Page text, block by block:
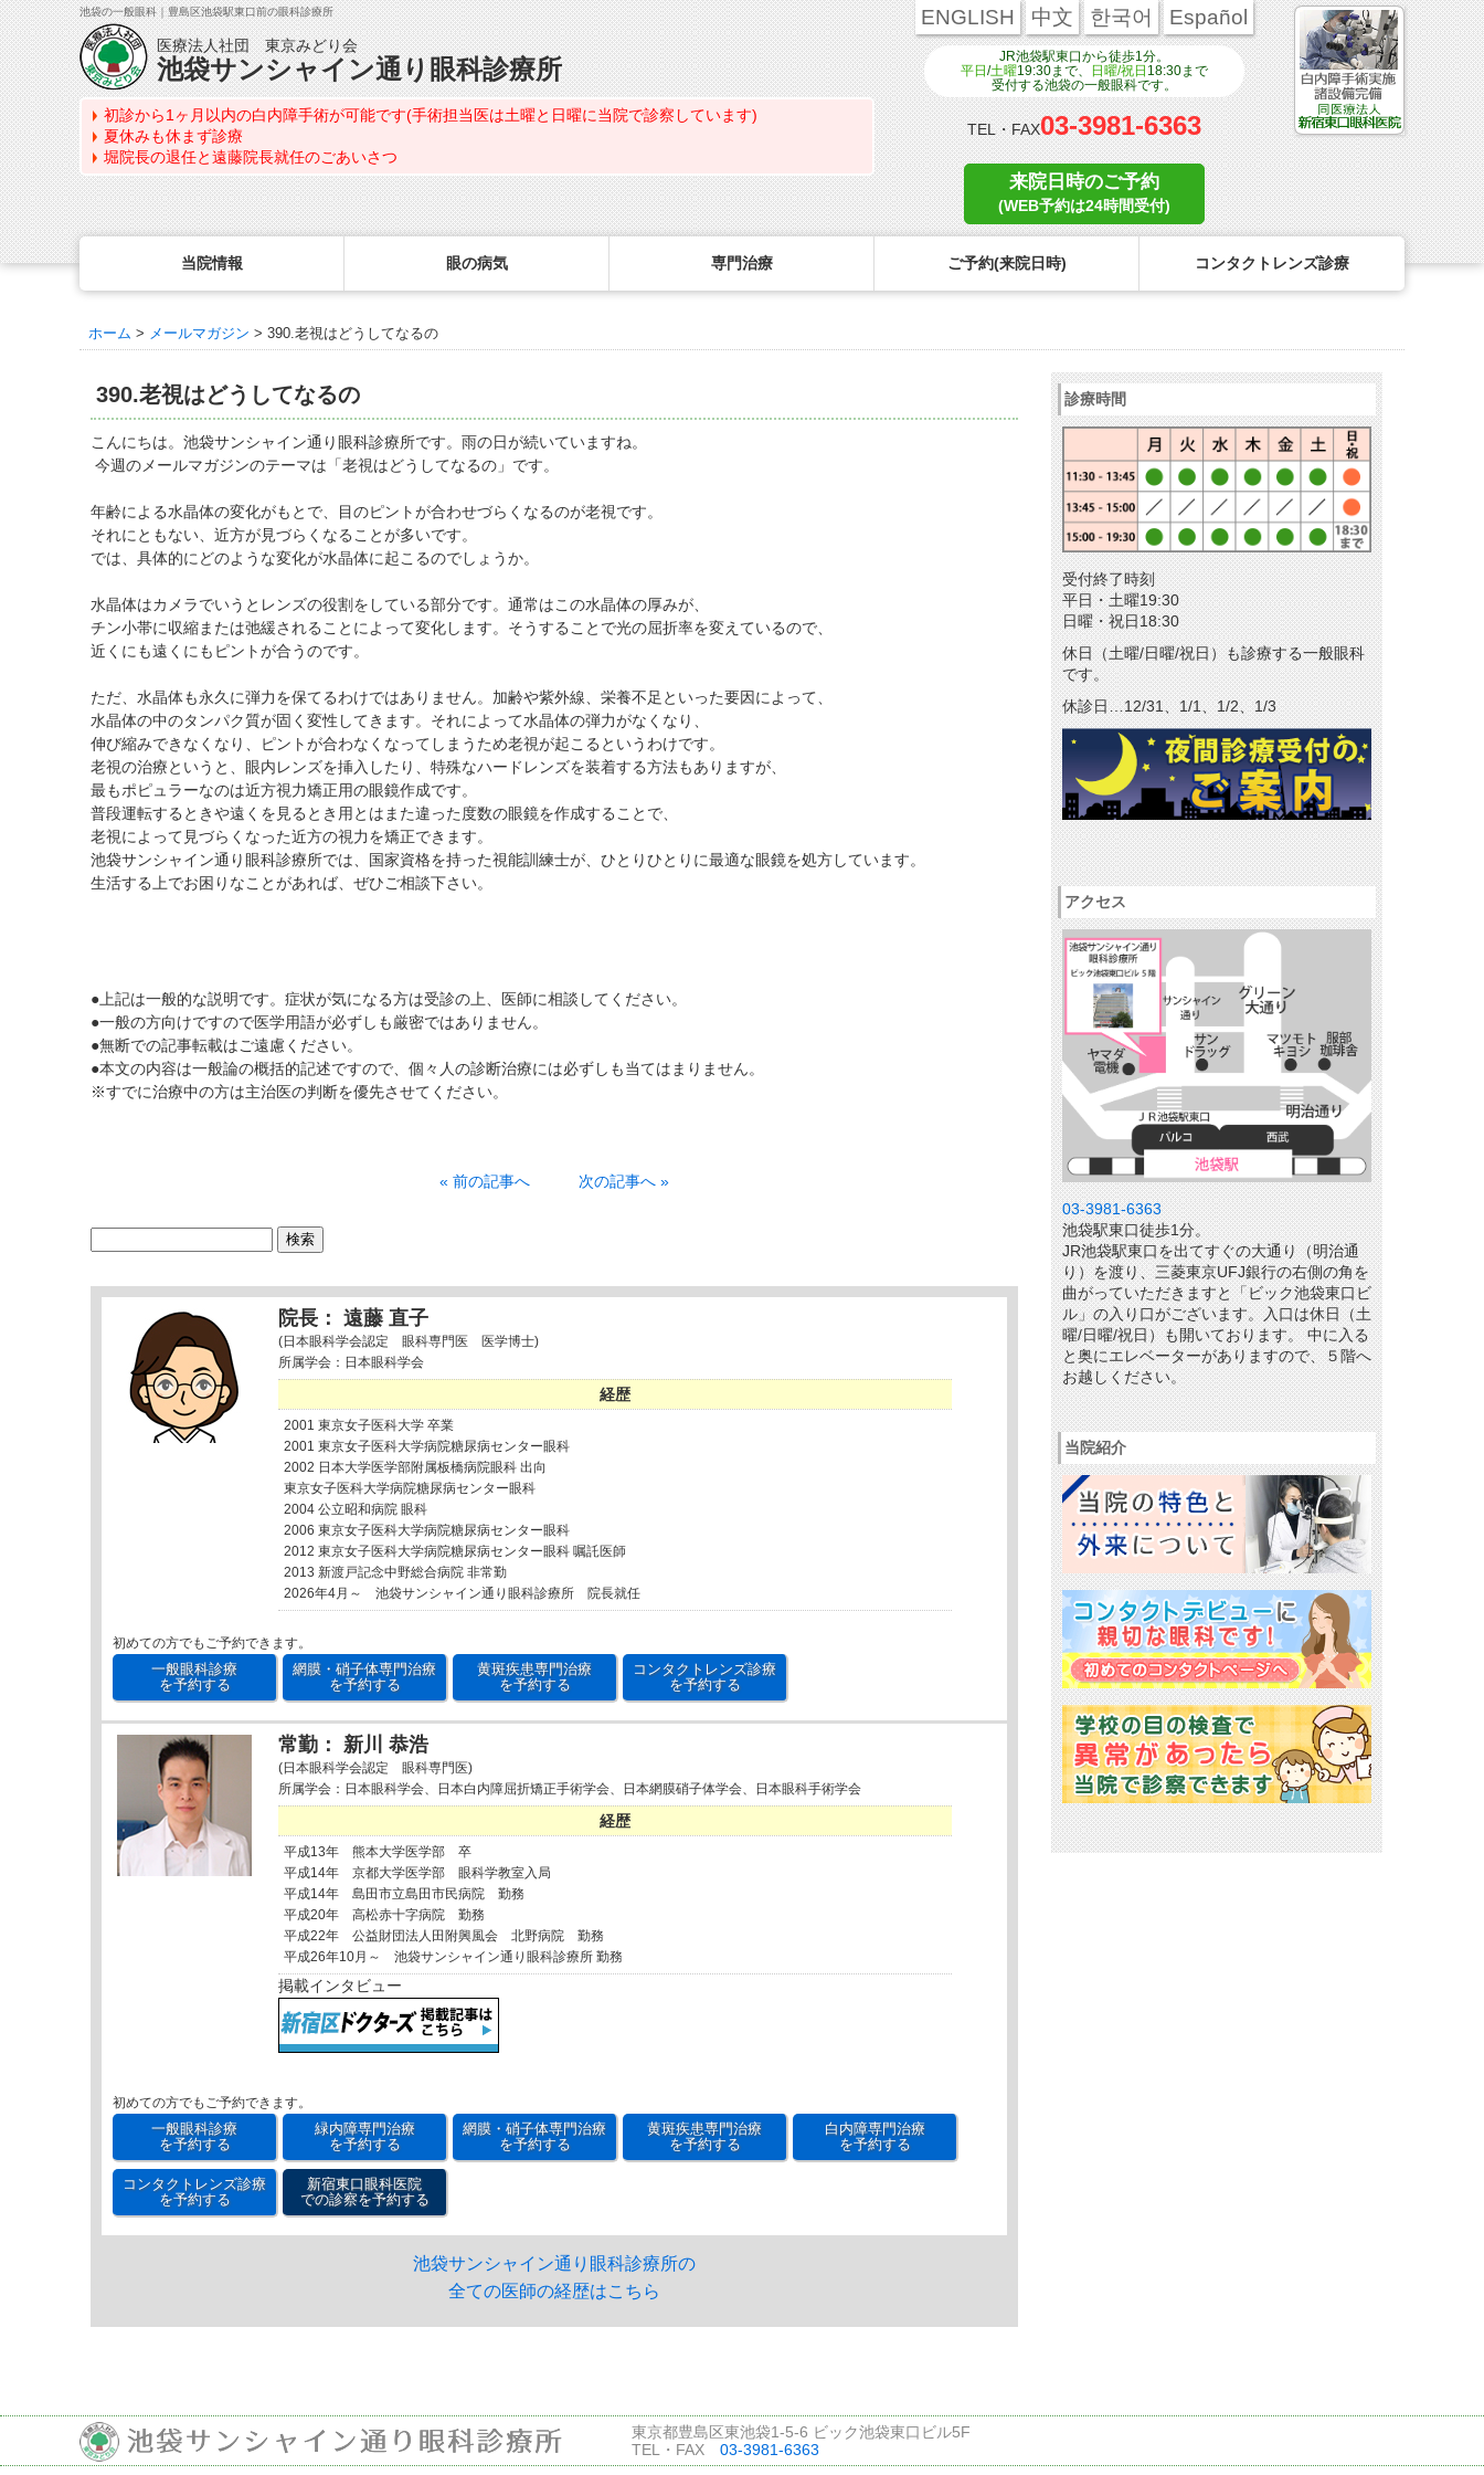
池袋の一般眼科｜豊島区池袋駅東口前の眼科診療所
医療法人社団 東京みどり会
池袋サンシャイン通り眼科診療所
初診から1ヶ月以内の白内障手術が可能です(手術担当医は土曜と日曜に当院で診察しています)
夏休みも休まず診療
堀院長の退任と遠藤院長就任のごあいさつ
ENGLISH 中文 한국어 Español
JR池袋駅東口から徒歩1分。
平日 /土曜19:30まで、 日曜/祝日 18:30まで
受付する池袋の一般眼科です。
TEL・FAX03-3981-6363
来院日時のご予約
(WEB予約は24時間受付)
当院情報
最新情報
医師のご紹介
当院勤務医師のご紹介
院内の様子・設備
検査･治療･手術機器
診察の所要時間
時間帯別の混雑状況
当院へお越しになる方へのお願い
よくある質問
診療報酬に関する院内掲示
メールマガジン
リクルート
パンフレットのダウンロード
眼の病気
眼の病気を調べる
症状から探す
目の構造から探す
眼精疲労
ものもらい
アレルギー性結膜炎
点眼液・眼軟膏について
専門治療
眼科専門治療・特設ページ
角膜疾患専門治療ページ
ドライアイ専門治療ページ
網膜・硝子体専門治療ページ
黄斑疾患専門治療ページ
ぶどう膜炎専門治療ページ
眼形成診療ページ
抗VEGF抗体療法
ご予約(来院日時)
WEB予約(来院日時の設定)
コンタクトレンズ診療を予約
緑内障専門治療を予約
角膜専門治療を予約
ドライアイ専門治療を予約
網膜・硝子体専門治療を予約
白内障手術公開講座を予約
黄斑専門治療を予約
コンタクトレンズ診療
コンタクトレンズ診療
処方箋を推奨する理由
定期検査について
コンタクトレンズの種類
遠近両用コンタクト
乱視用コンタクト
コンタクトレンズの装着方法
コンタクトレンズのトラブル
コンタクトレンズの眼疾患
ホーム > メールマガジン > 390.老視はどうしてなるの
390.老視はどうしてなるの
こんにちは。池袋サンシャイン通り眼科診療所です。雨の日が続いていますね。
今週のメールマガジンのテーマは「老視はどうしてなるの」です。
年齢による水晶体の変化がもとで、目のピントが合わせづらくなるのが老視です。
それにともない、近方が見づらくなることが多いです。
では、具体的にどのような変化が水晶体に起こるのでしょうか。
水晶体はカメラでいうとレンズの役割をしている部分です。通常はこの水晶体の厚みが、
チン小帯に収縮または弛緩されることによって変化します。そうすることで光の屈折率を変えているので、
近くにも遠くにもピントが合うのです。
ただ、水晶体も永久に弾力を保てるわけではありません。加齢や紫外線、栄養不足といった要因によって、
水晶体の中のタンパク質が固く変性してきます。それによって水晶体の弾力がなくなり、
伸び縮みできなくなり、ピントが合わなくなってしまうため老視が起こるというわけです。
老視の治療というと、眼内レンズを挿入したり、特殊なハードレンズを装着する方法もありますが、
最もポピュラーなのは近方視力矯正用の眼鏡作成です。
普段運転するときや遠くを見るとき用とはまた違った度数の眼鏡を作成することで、
老視によって見づらくなった近方の視力を矯正できます。
池袋サンシャイン通り眼科診療所では、国家資格を持った視能訓練士が、ひとりひとりに最適な眼鏡を処方しています。
生活する上でお困りなことがあれば、ぜひご相談下さい。
●上記は一般的な説明です。症状が気になる方は受診の上、医師に相談してください。
●一般の方向けですので医学用語が必ずしも厳密ではありません。
●無断での記事転載はご遠慮ください。
●本文の内容は一般論の概括的記述ですので、個々人の診断治療には必ずしも当てはまりません。
※すでに治療中の方は主治医の判断を優先させてください。
« 前の記事へ 次の記事へ »
院長： 遠藤 直子
(日本眼科学会認定 眼科専門医 医学博士)
所属学会：日本眼科学会
経歴
2001 東京女子医科大学 卒業
2001 東京女子医科大学病院糖尿病センター眼科
2002 日本大学医学部附属板橋病院眼科 出向
東京女子医科大学病院糖尿病センター眼科
2004 公立昭和病院 眼科
2006 東京女子医科大学病院糖尿病センター眼科
2012 東京女子医科大学病院糖尿病センター眼科 嘱託医師
2013 新渡戸記念中野総合病院 非常勤
2026年4月～ 池袋サンシャイン通り眼科診療所 院長就任
初めての方でもご予約できます。
一般眼科診療
を予約する
網膜・硝子体専門治療
を予約する
黄斑疾患専門治療
を予約する
コンタクトレンズ診療
を予約する
常勤： 新川 恭浩
(日本眼科学会認定 眼科専門医)
所属学会：日本眼科学会、日本白内障屈折矯正手術学会、日本網膜硝子体学会、日本眼科手術学会
経歴
平成13年 熊本大学医学部 卒
平成14年 京都大学医学部 眼科学教室入局
平成14年 島田市立島田市民病院 勤務
平成20年 高松赤十字病院 勤務
平成22年 公益財団法人田附興風会 北野病院 勤務
平成26年10月～ 池袋サンシャイン通り眼科診療所 勤務
掲載インタビュー
初めての方でもご予約できます。
一般眼科診療
を予約する
緑内障専門治療
を予約する
網膜・硝子体専門治療
を予約する
黄斑疾患専門治療
を予約する
白内障専門治療
を予約する
コンタクトレンズ診療
を予約する
新宿東口眼科医院
での診察を予約する
池袋サンシャイン通り眼科診療所の
全ての医師の経歴はこちら
診療時間
受付終了時刻
平日・土曜19:30
日曜・祝日18:30
休日（土曜/日曜/祝日）も診療する一般眼科
です。
休診日…12/31、1/1、1/2、1/3
アクセス
03-3981-6363
池袋駅東口徒歩1分。
JR池袋駅東口を出てすぐの大通り（明治通
り）を渡り、三菱東京UFJ銀行の右側の角を
曲がっていただきますと「ビック池袋東口ビ
ル」の入り口がございます。入口は休日（土
曜/日曜/祝日）も開いております。 中に入る
と奥にエレベーターがありますので、５階へ
お越しください。
当院紹介
東京都豊島区東池袋1-5-6 ビック池袋東口ビル5F
TEL・FAX 03-3981-6363